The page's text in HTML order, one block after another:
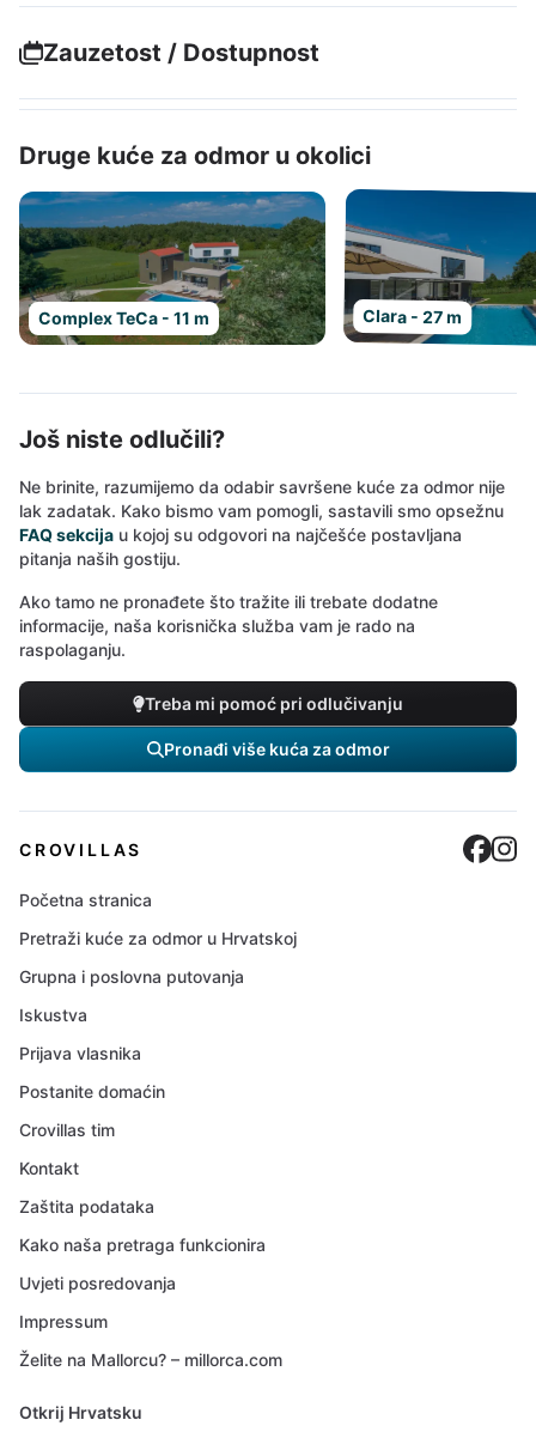
Zauzetost / Dostupnost
Druge kuće za odmor u okolici
Complex TeCa - 11 m Clara - 27 m
Još niste odlučili?
Ne brinite, razumijemo da odabir savršene kuće za odmor nije
lak zadatak. Kako bismo vam pomogli, sastavili smo opsežnu
FAQ sekcija u kojoj su odgovori na najčešće postavljana
pitanja naših gostiju.
Ako tamo ne pronađete što tražite ili trebate dodatne
informacije, naša korisnička služba vam je rado na
raspolaganju.
Treba mi pomoć pri odlučivanju
Pronađi više kuća za odmor
CROVILLAS
Početna stranica
Pretraži kuće za odmor u Hrvatskoj
Grupna i poslovna putovanja
Iskustva
Prijava vlasnika
Postanite domaćin
Crovillas tim
Kontakt
Zaštita podataka
Kako naša pretraga funkcionira
Uvjeti posredovanja
Impressum
Želite na Mallorcu? – millorca.com
Otkrij Hrvatsku